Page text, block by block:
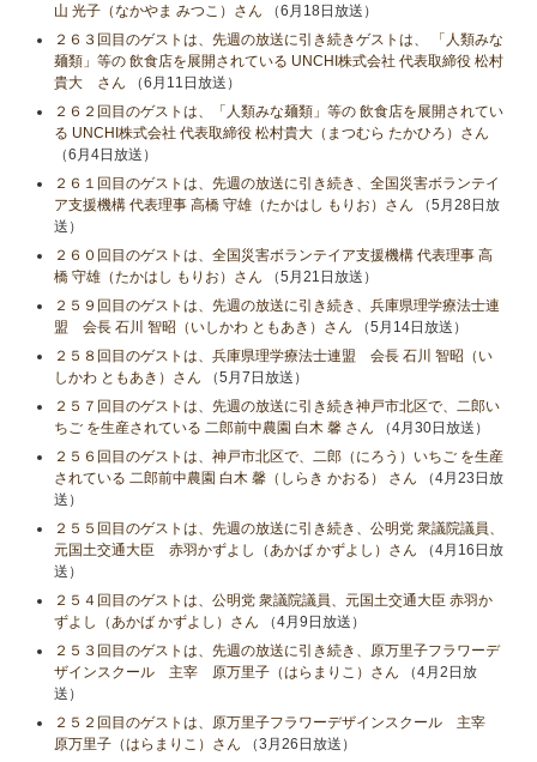
山 光子（なかやま みつこ）さん （6月18日放送）
２６３回目のゲストは、先週の放送に引き続きゲストは、 「人類みな
麺類」等の 飲食店を展開されている UNCHI株式会社 代表取締役 松村
貴大 さん （6月11日放送）
２６２回目のゲストは、「人類みな麺類」等の 飲食店を展開されてい
る UNCHI株式会社 代表取締役 松村貴大（まつむら たかひろ）さん
（6月4日放送）
２６１回目のゲストは、先週の放送に引き続き、全国災害ボランテイ
ア支援機構 代表理事 高橋 守雄（たかはし もりお）さん （5月28日放
送）
２６０回目のゲストは、全国災害ボランテイア支援機構 代表理事 高
橋 守雄（たかはし もりお）さん （5月21日放送）
２５９回目のゲストは、先週の放送に引き続き、兵庫県理学療法士連
盟 会長 石川 智昭（いしかわ ともあき）さん （5月14日放送）
２５８回目のゲストは、兵庫県理学療法士連盟 会長 石川 智昭（い
しかわ ともあき）さん （5月7日放送）
２５７回目のゲストは、先週の放送に引き続き神戸市北区で、二郎い
ちご を生産されている 二郎前中農園 白木 馨 さん （4月30日放送）
２５６回目のゲストは、神戸市北区で、二郎（にろう）いちご を生産
されている 二郎前中農園 白木 馨（しらき かおる） さん （4月23日放
送）
２５５回目のゲストは、先週の放送に引き続き、公明党 衆議院議員、
元国土交通大臣 赤羽かずよし（あかば かずよし）さん （4月16日放
送）
２５４回目のゲストは、公明党 衆議院議員、元国土交通大臣 赤羽か
ずよし（あかば かずよし）さん （4月9日放送）
２５３回目のゲストは、先週の放送に引き続き、原万里子フラワーデ
ザインスクール 主宰 原万里子（はらまりこ）さん （4月2日放
送）
２５２回目のゲストは、原万里子フラワーデザインスクール 主宰
原万里子（はらまりこ）さん （3月26日放送）